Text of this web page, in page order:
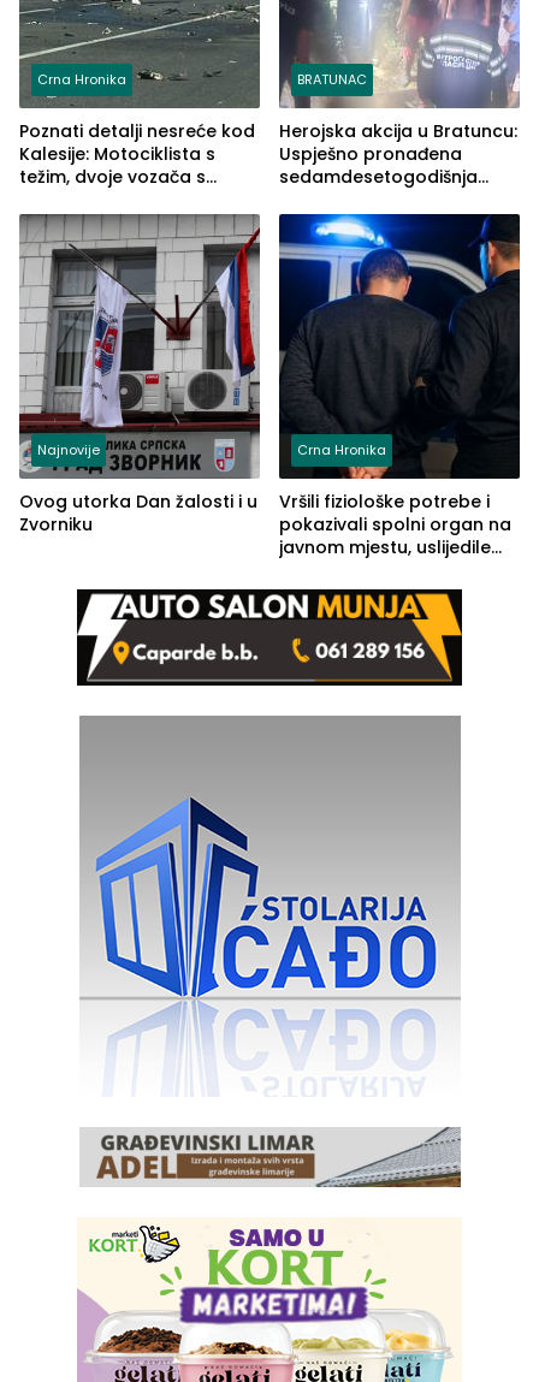
Crna Hronika
Poznati detalji nesreće kod
Kalesije: Motociklista s
težim, dvoje vozača s
BRATUNAC
Herojska akcija u Bratuncu:
Uspješno pronađena
sedamdesetogodišnja
Kravice.
Najnovije
Ovog utorka Dan žalosti i u
Zvorniku
Crna Hronika
Vršili fiziološke potrebe i
pokazivali spolni organ na
javnom mjestu, uslijedile